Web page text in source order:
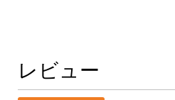
レビュー